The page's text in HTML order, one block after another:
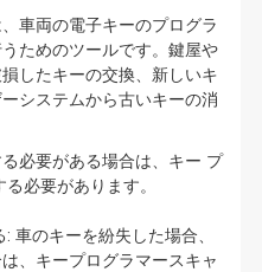
車両の電子キーのプログラ
ためのツールです。鍵屋や
したキーの交換、新しいキ
システムから古いキーの消
必要がある場合は、キー プ
必要があります。
のキーを紛失した場合、
、キープログラマースキャ